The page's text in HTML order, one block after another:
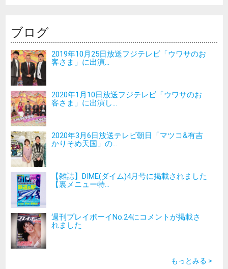
ブログ
2019年10月25日放送フジテレビ「ウワサのお
客さま」に出演...
2020年1月10日放送フジテレビ「ウワサのお
客さま」に出演し...
2020年3月6日放送テレビ朝日「マツコ&有吉
かりそめ天国」の...
【雑誌】DIME(ダイム)4月号に掲載されました
【裏メニュー特...
週刊プレイボーイNo.24にコメントが掲載さ
れました
もっとみる >